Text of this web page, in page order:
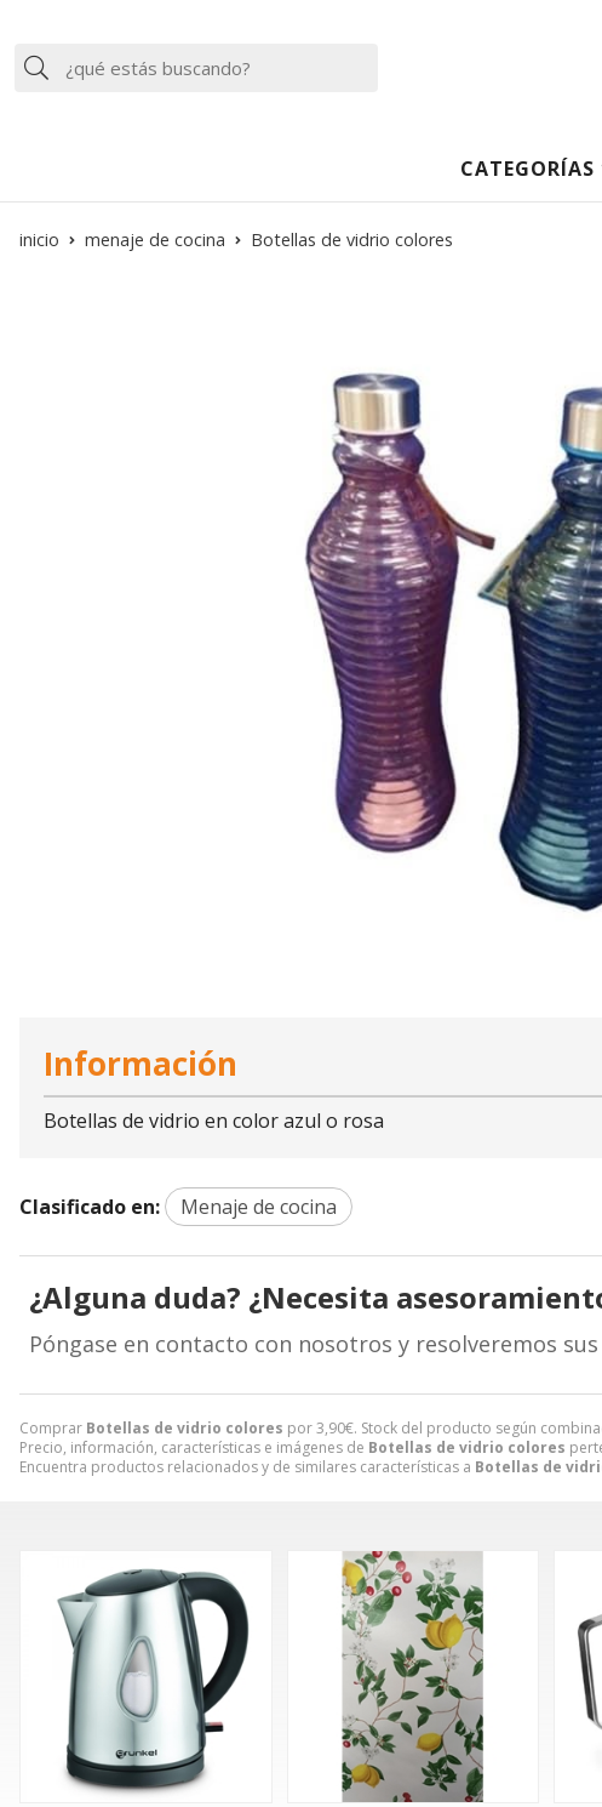
Buscar
CATEGORÍAS
inicio menaje de cocina Botellas de vidrio colores
Comprar Botellas de vidrio colores por3,90€. Stock del producto según
Precio, información, características e imágenes de Botellas de vidrio colores
Encuentra productos relacionados y de similares características a Botellas de
Información
Botellas de vidrio en color azul o rosa
Clasificado en: Menaje de cocina
¿Alguna duda? ¿Necesita
Póngase en contacto con nosotros y resolveremos sus